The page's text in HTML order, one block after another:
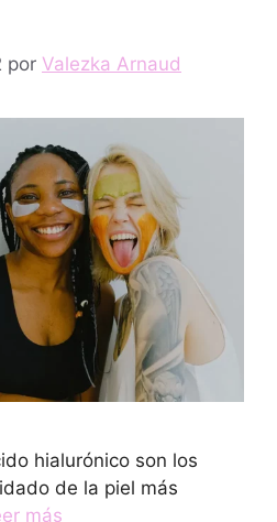
por Valezka Arnaud
hialurónico son los
de la piel más
más